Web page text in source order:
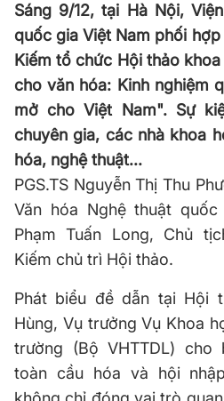
Sáng 9/12, tại Hà Nội,
quốc gia Việt Nam phối
Kiếm tổ chức Hội thảo
cho văn hóa: Kinh nghiệm
mở cho Việt Nam". Sự
chuyên gia, các nhà khoa
hóa, nghệ thuật...
PGS.TS Nguyễn Thị Thu
Văn hóa Nghệ thuật
Phạm Tuấn Long, Chủ
Kiếm chủ trì Hội thảo.
Phát biểu đề dẫn tại Hội
Hùng, Vụ trưởng Vụ Khoa
trường (Bộ VHTTDL) cho
toàn cầu hóa và hội